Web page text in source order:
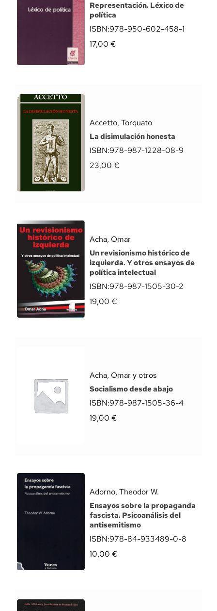
Representación. Léxico de
política
ISBN:978-950-602-458-1
17,00 €
Accetto, Torquato
La disimulación honesta
ISBN:978-987-1228-08-9
23,00 €
Acha, Omar
Un revisionismo histórico de
izquierda. Y otros ensayos de
política intelectual
ISBN:978-987-1505-30-2
19,00 €
Acha, Omar y otros
Socialismo desde abajo
ISBN:978-987-1505-36-4
19,00 €
Adorno, Theodor W.
Ensayos sobre la propaganda
fascista. Psicoanálisis del
antisemitismo
ISBN:978-84-933489-0-8
10,00 €